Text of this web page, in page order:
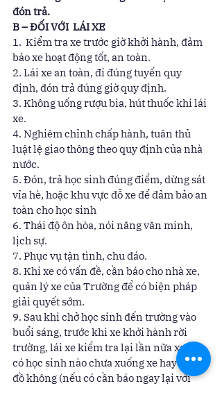
đón trả.
B – ĐỐI VỚI  LÁI XE
1.  Kiểm tra xe trước giờ khởi hành, đảm
bảo xe hoạt động tốt, an toàn.
2. Lái xe an toàn, đi đúng tuyến quy
định, đón trả đúng giờ quy định.
3. Không uống rượu bia, hút thuốc khi lái
xe.
4. Nghiêm chỉnh chấp hành, tuân thủ
luật lệ giao thông theo quy định của nhà
nước.
5. Đón, trả học sinh đúng điểm, dừng sát
vỉa hè, hoặc khu vực đỗ xe để đảm bảo an
toàn cho học sinh
6. Thái độ ôn hòa, nói năng văn minh,
lịch sự.
7. Phục vụ tận tình, chu đáo.
8. Khi xe có vấn đề, cần báo cho nhà xe,
quản lý xe của Trường để có biện pháp
giải quyết sớm.
9. Sau khi chở học sinh đến trường vào
buổi sáng, trước khi xe khởi hành rời
trường, lái xe kiểm tra lại lần nữa xem
có học sinh nào chưa xuống xe hay quên
đồ không (nếu có cần báo ngay lại với